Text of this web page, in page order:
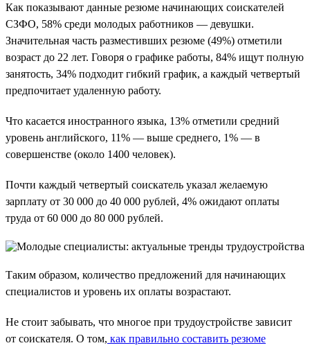
Как показывают данные резюме начинающих соискателей
СЗФО, 58% среди молодых работников — девушки.
Значительная часть разместивших резюме (49%) отметили
возраст до 22 лет. Говоря о графике работы, 84% ищут полную
занятость, 34% подходит гибкий график, а каждый четвертый
предпочитает удаленную работу.
Что касается иностранного языка, 13% отметили средний
уровень английского, 11% — выше среднего, 1% — в
совершенстве (около 1400 человек).
Почти каждый четвертый соискатель указал желаемую
зарплату от 30 000 до 40 000 рублей, 4% ожидают оплаты
труда от 60 000 до 80 000 рублей.
Таким образом, количество предложений для начинающих
специалистов и уровень их оплаты возрастают.
Не стоит забывать, что многое при трудоустройстве зависит
от соискателя. О том, как правильно составить резюме